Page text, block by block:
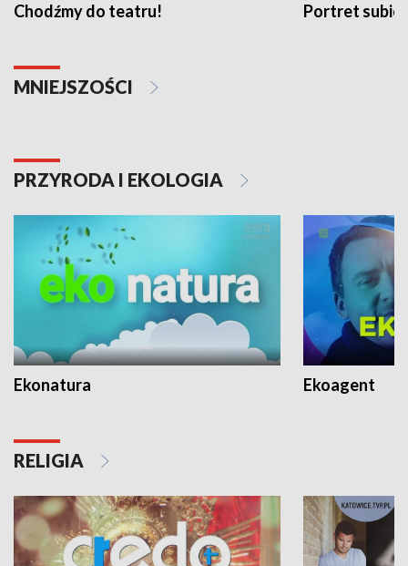
Chodźmy do teatru! Portret
MNIEJSZOŚCI
PRZYRODA I EKOLOGIA
Ekonatura Ekoagent
RELIGIA